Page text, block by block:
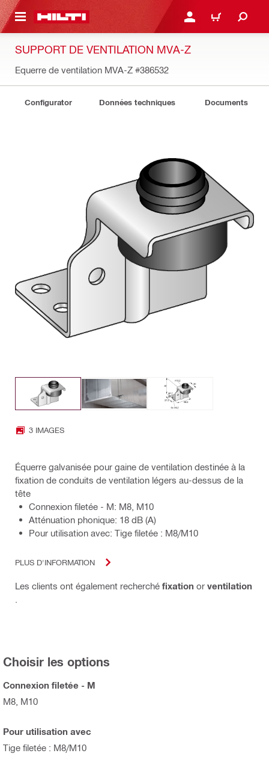
SE CONNECTER OU
PANIER
SUPPORT DE VENTILATION MVA-Z
Equerre de ventilation MVA-Z #386532
Configurator Données techniques Documents
3 IMAGES
Équerre galvanisée pour gaine de ventilation destinée à la
fixation de conduits de ventilation légers au-dessus de la
tête
Connexion filetée - M: M8, M10
Atténuation phonique: 18 dB (A)
Pour utilisation avec: Tige filetée : M8/M10
PLUS D'INFORMATION
Les clients ont également recherché fixation or ventilation
Choisir les options
Connexion filetée - M
M8, M10
Pour utilisation avec
Tige filetée : M8/M10